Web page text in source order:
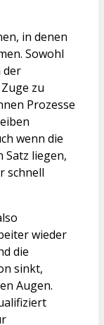
in denen
Sowohl
der
zu
Prozesse
wenn die
Satz liegen,
schnell
wieder
die
sinkt,
Augen.